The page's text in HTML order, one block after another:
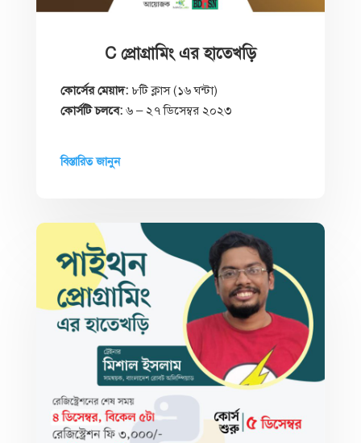
C প্রোগ্রামিং এর হাতেখড়ি
কোর্সের মেয়াদ:৮টি ক্লাস (১৬ ঘন্টা)
কোর্সটি চলবে:৬ – ২৭ ডিসেম্বর ২০২৩
বিস্তারিত জানুন